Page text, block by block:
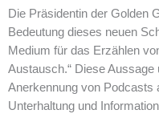
Die Präsidentin der Golden
Bedeutung dieses neuen
Medium für das Erzählen
Austausch.“ Diese
Anerkennung von Podcasts
Unterhaltung und